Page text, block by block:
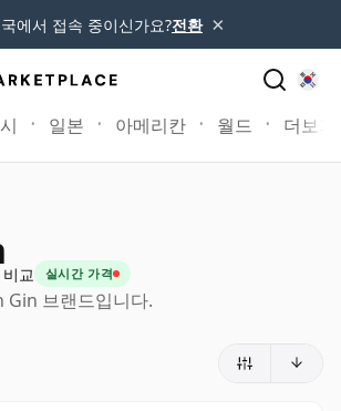
에서 접속 중이신가요?전환 ×
일본 아메리칸 월드 더보기
교 실시간 가격
브랜드입니다.